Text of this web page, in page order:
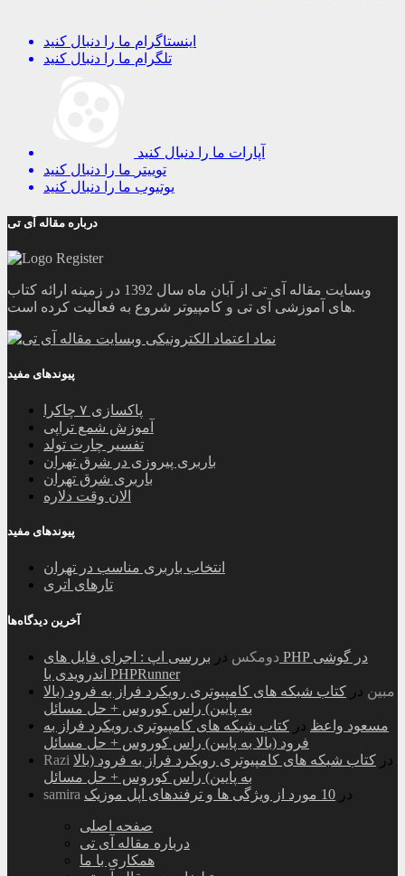
اینستاگرام ما را دنبال کنید
تلگرام ما را دنبال کنید
آپارات ما را دنبال کنید
توییتر ما را دنبال کنید
یوتیوب ما را دنبال کنید
درباره مقاله آی تی
وبسایت مقاله آی تی از آبان ماه سال 1392 در زمینه ارائه کتاب
های آموزشی آی تی و کامپیوتر شروع به فعالیت کرده است.
پیوندهای مفید
پاکسازی ۷ چاکرا
آموزش شمع تراپی
تفسیر چارت تولد
باربری پیروزی در شرق تهران
باربری شرق تهران
الان وقت دلاره
پیوندهای مفید
انتخاب باربری مناسب در تهران
تارهای اتری
آخرین دیدگاه‌ها
دومکس در بررسی اپ : اجرای فایل های PHP در گوشی
اندرویدی با PHPRunner
مبین در کتاب شبکه های کامپیوتری رویکرد فراز به فرود (بالا
به پایین) راس کوروس + حل مسائل
مسعود واعظ در کتاب شبکه های کامپیوتری رویکرد فراز به
فرود (بالا به پایین) راس کوروس + حل مسائل
Razi
در کتاب شبکه های کامپیوتری رویکرد فراز به فرود (بالا
به پایین) راس کوروس + حل مسائل
samira
در 10 مورد از ویژگی ها و ترفندهای اپل موزیک
صفحه اصلی
درباره مقاله آی تی
همکاری با ما